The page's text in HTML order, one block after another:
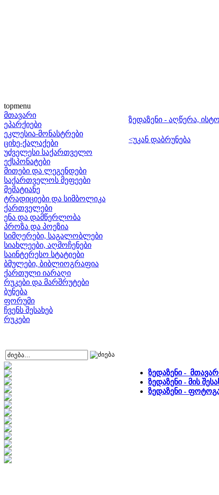
topmenu
მთავარი
ეპარქიები
ეკლესია-მონასტრები
ციხე-ქალაქები
უძველესი საქართველო
ექსპონატები
მითები და ლეგენდები
საქართველოს მეფეები
მემატიანე
ტრადიციები და სიმბოლიკა
ქართველები
ენა და დამწერლობა
პროზა და პოეზია
სიმღერები, საგალობლები
სიახლეები, აღმოჩენები
საინტერესო სტატიები
ბმულები, ბიბლიოგრაფია
ქართული იარაღი
რუკები და მარშრუტები
ბუნება
ფორუმი
ჩვენს შესახებ
რუკები
ზედაზენი - აღწერა,
<უკან დაბრუნება
ზედაზენი -
ზედაზენი - მის
ზედაზენი -